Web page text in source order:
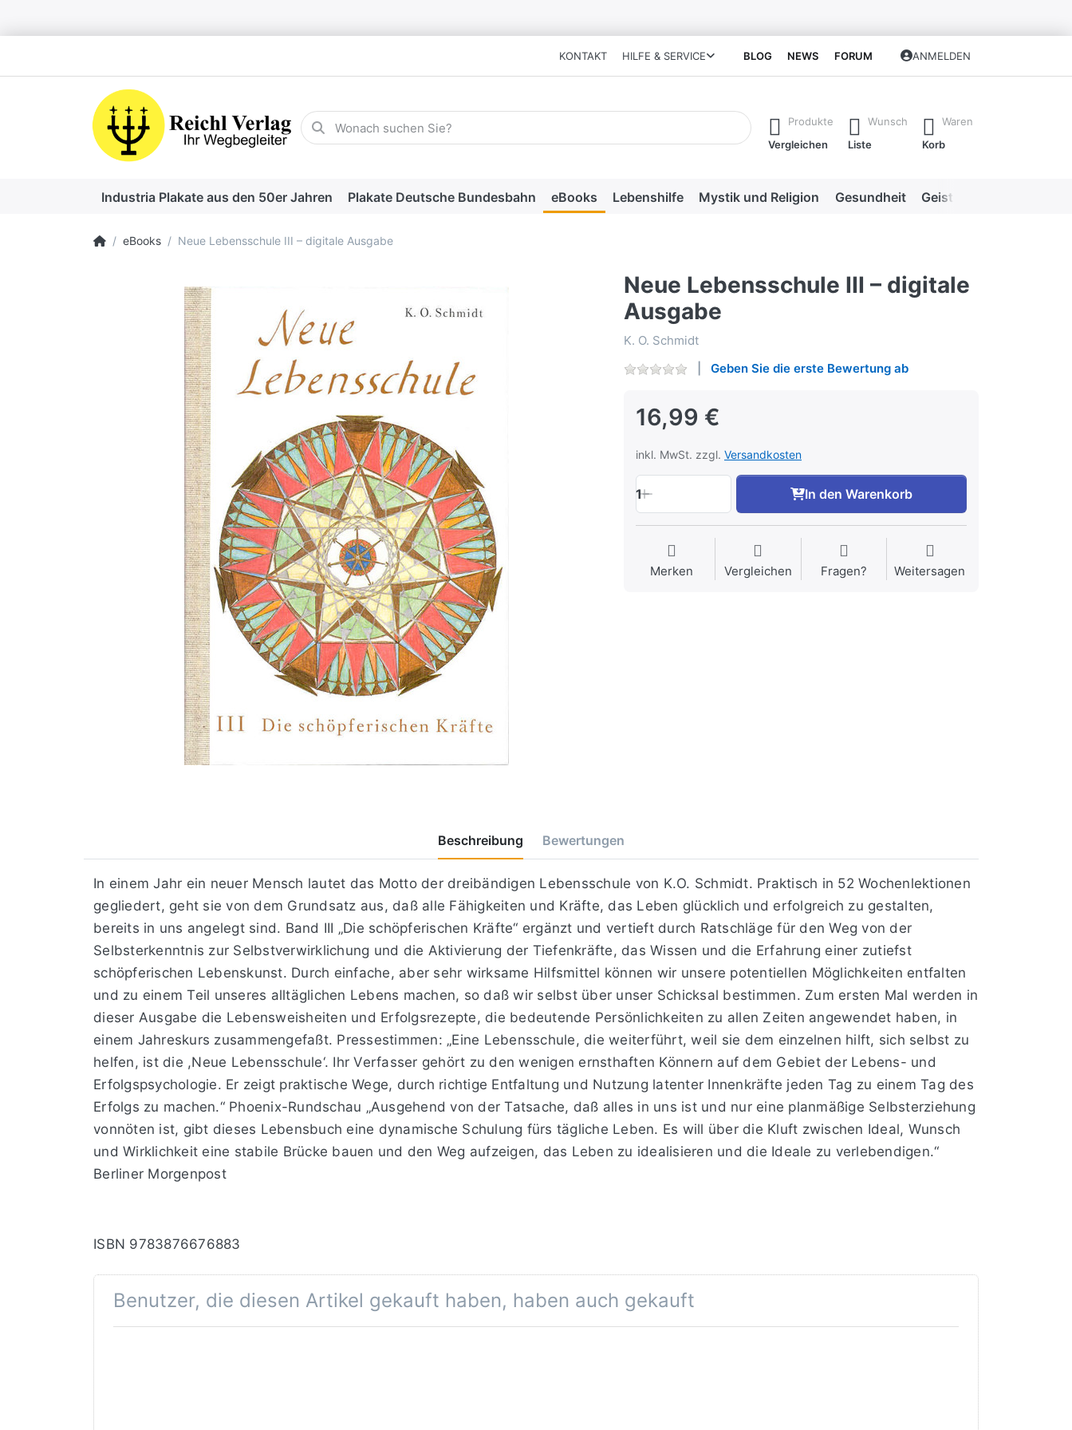
KONTAKT HILFE & SERVICE BLOG NEWS FORUM ANMELDEN
Geben Sie einen Suchbegriff ein. Während Sie tippen, erscheinen automatisch erste Ergebnisse. Drücken Sie die Eingabetaste, um alle
Produkte
Vergleichen
Wunsch
Liste
Waren
Korb
Industria Plakate aus den 50er Jahren Plakate Deutsche Bundesbahn eBooks Lebenshilfe Mystik und Religion Gesundheit Geistige Heilweisen
Startseite
eBooks Neue Lebensschule III – digitale Ausgabe
Neue Lebensschule III – digitale
Ausgabe
K. O. Schmidt
Geben Sie die erste Bewertung ab
16,99 €
inkl. MwSt. zzgl. Versandkosten
1 In den Warenkorb
Merken Vergleichen Fragen? Weitersagen
Beschreibung Bewertungen
In einem Jahr ein neuer Mensch lautet das Motto der dreibändigen Lebensschule von K.O. Schmidt. Praktisch in 52 Wochenlektionen
gegliedert, geht sie von dem Grundsatz aus, daß alle Fähigkeiten und Kräfte, das Leben glücklich und erfolgreich zu gestalten,
bereits in uns angelegt sind. Band III „Die schöpferischen Kräfte“ ergänzt und vertieft durch Ratschläge für den Weg von der
Selbsterkenntnis zur Selbstverwirklichung und die Aktivierung der Tiefenkräfte, das Wissen und die Erfahrung einer zutiefst
schöpferischen Lebenskunst. Durch einfache, aber sehr wirksame Hilfsmittel können wir unsere potentiellen Möglichkeiten entfalten
und zu einem Teil unseres alltäglichen Lebens machen, so daß wir selbst über unser Schicksal bestimmen. Zum ersten Mal werden in
dieser Ausgabe die Lebensweisheiten und Erfolgsrezepte, die bedeutende Persönlichkeiten zu allen Zeiten angewendet haben, in
einem Jahreskurs zusammengefaßt. Pressestimmen: „Eine Lebensschule, die weiterführt, weil sie dem einzelnen hilft, sich selbst zu
helfen, ist die ,Neue Lebensschule‘. Ihr Verfasser gehört zu den wenigen ernsthaften Könnern auf dem Gebiet der Lebens- und
Erfolgspsychologie. Er zeigt praktische Wege, durch richtige Entfaltung und Nutzung latenter Innenkräfte jeden Tag zu einem Tag des
Erfolgs zu machen.“ Phoenix-Rundschau „Ausgehend von der Tatsache, daß alles in uns ist und nur eine planmäßige Selbsterziehung
vonnöten ist, gibt dieses Lebensbuch eine dynamische Schulung fürs tägliche Leben. Es will über die Kluft zwischen Ideal, Wunsch
und Wirklichkeit eine stabile Brücke bauen und den Weg aufzeigen, das Leben zu idealisieren und die Ideale zu verlebendigen.“
Berliner Morgenpost
ISBN 9783876676883
Benutzer, die diesen Artikel gekauft haben, haben auch gekauft